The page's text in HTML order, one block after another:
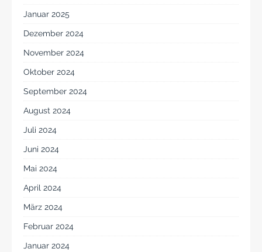
Januar 2025
Dezember 2024
November 2024
Oktober 2024
September 2024
August 2024
Juli 2024
Juni 2024
Mai 2024
April 2024
März 2024
Februar 2024
Januar 2024